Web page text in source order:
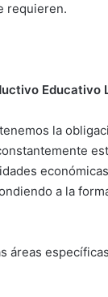
requieren.
Educativo
la
a la
áreas